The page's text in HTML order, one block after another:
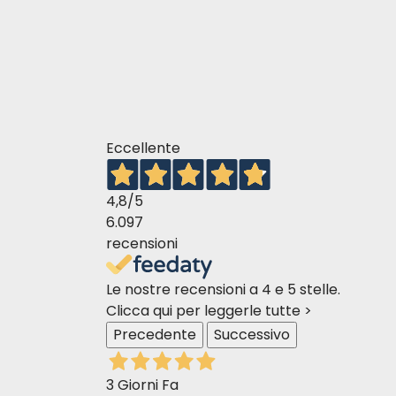
26–30
31–40
41–50
51–60
61–70
71–80
Eccellente
4,8/5
6.097
recensioni
Le nostre recensioni a 4 e 5 stelle.
Clicca qui per leggerle tutte >
Precedente
Successivo
3 Giorni Fa